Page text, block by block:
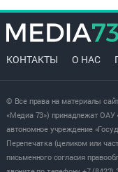
КОНТАКТЫ О НАС
© Все права на материалы
«Медиа 73») принадлежат ОАУ
автономное учреждение
Перепечатка (целиком или
письменного согласия